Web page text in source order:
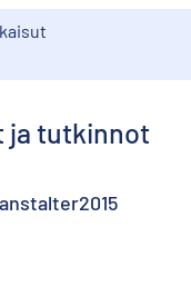
ja tutkinnot